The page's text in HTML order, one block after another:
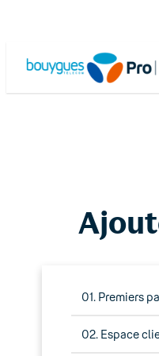
01. Premiers
02. Espace